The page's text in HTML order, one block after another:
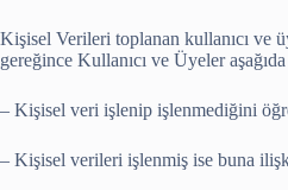
Kişisel Verileri toplanan kullanıcı ve
gereğince Kullanıcı ve Üyeler
– Kişisel veri işlenip işlenmediğini
– Kişisel verileri işlenmiş ise buna